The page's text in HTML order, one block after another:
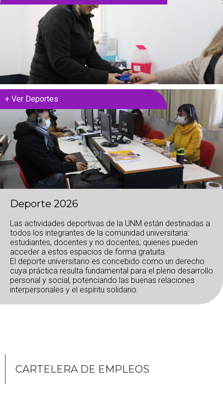
+ Ver Deportes
Deporte 2026
Las actividades deportivas de la UNM están destinadas a
todos los integrantes de la comunidad universitaria:
estudiantes, docentes y no docentes; quienes pueden
acceder a estos espacios de forma gratuita.
El deporte universitario es concebido como un derecho
cuya práctica resulta fundamental para el pleno desarrollo
personal y social, potenciando las buenas relaciones
interpersonales y el espíritu solidario.
CARTELERA DE EMPLEOS